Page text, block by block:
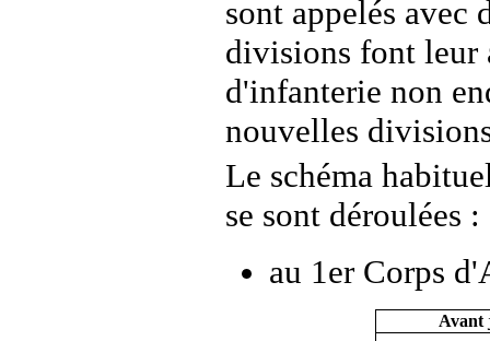
sont appelés avec
divisions font leur
d'infanterie non
nouvelles
Le schéma
se sont déroulées :
au 1er Corps
Avant